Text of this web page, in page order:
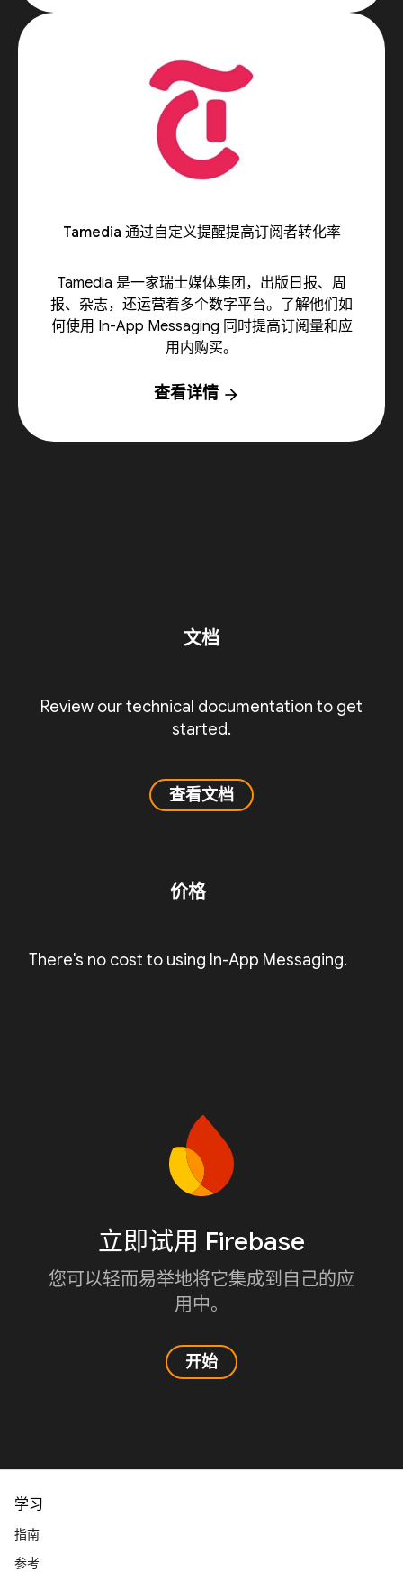
Tamedia 通过自定义提醒提高订阅者转化率
Tamedia 是一家瑞士媒体集团，出版日报、周
报、杂志，还运营着多个数字平台。了解他们如
何使用 In-App Messaging 同时提高订阅量和应
用内购买。
查看详情 arrow_forward
文档
Review our technical documentation to get
started.
查看文档
价格
There's no cost to using In-App Messaging.
立即试用 Firebase
您可以轻而易举地将它集成到自己的应
用中。
开始
学习
指南
参考